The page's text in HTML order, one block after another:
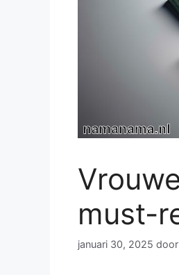
must-
januari 30, 2025 door